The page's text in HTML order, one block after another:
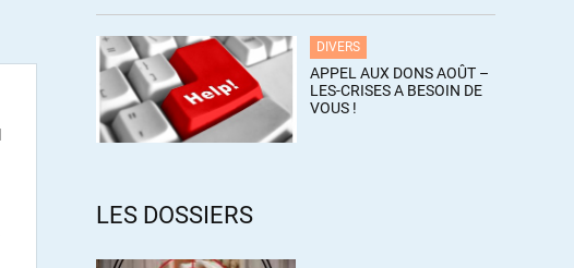
DIVERS
APPEL AUX DONS AOÛT –
LES-CRISES A BESOIN DE
VOUS !
LES DOSSIERS